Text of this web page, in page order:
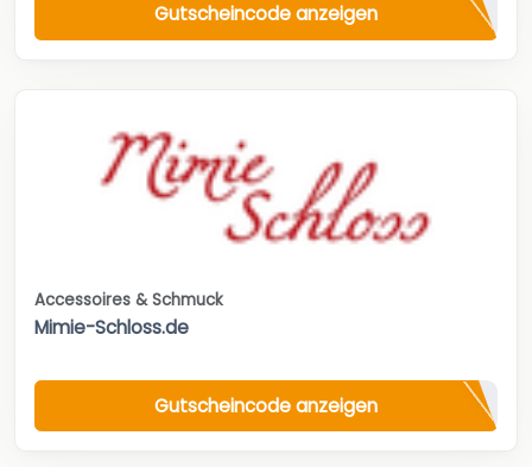
Gutscheincode anzeigen
Accessoires & Schmuck
Mimie-Schloss.de
Gutscheincode anzeigen